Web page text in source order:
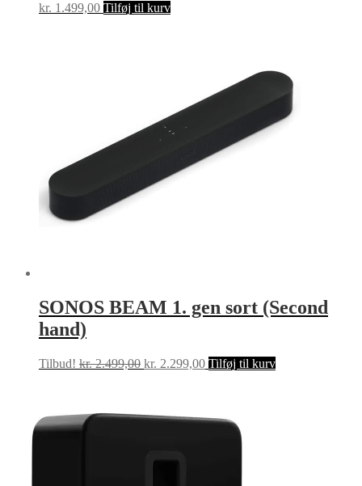
kr. 1.499,00 Tilføj til kurv
SONOS BEAM 1. gen sort (Second
hand)
Tilbud! kr.2.499,00 Den
kr. 2.499,00.
kr. 2.299,00Den
kr. 2.299,00.
Tilføj til kurv